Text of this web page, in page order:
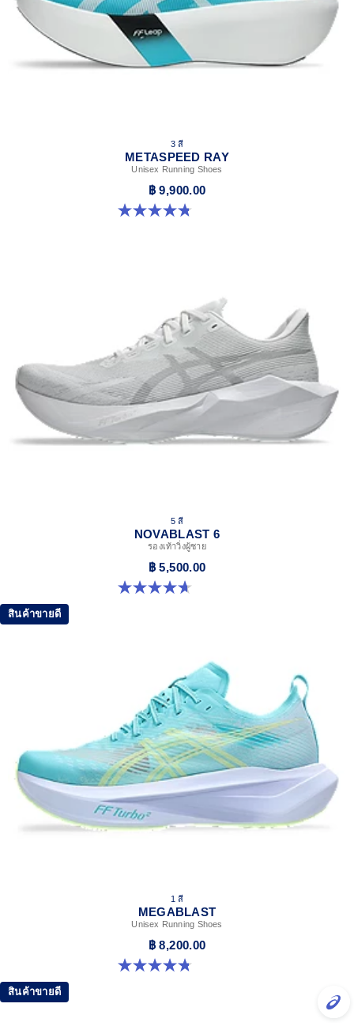
3 สี
METASPEED RAY
Unisex Running Shoes
฿ 9,900.00
4.8 จาก 5 ดาว 186 รีวิว
5 สี
NOVABLAST 6
รองเท้าวิ่งผู้ชาย
฿ 5,500.00
4.6 จาก 5 ดาว 141 รีวิว
สินค้าขายดี
1 สี
MEGABLAST
Unisex Running Shoes
฿ 8,200.00
4.8 จาก 5 ดาว 425 รีวิว
สินค้าขายดี